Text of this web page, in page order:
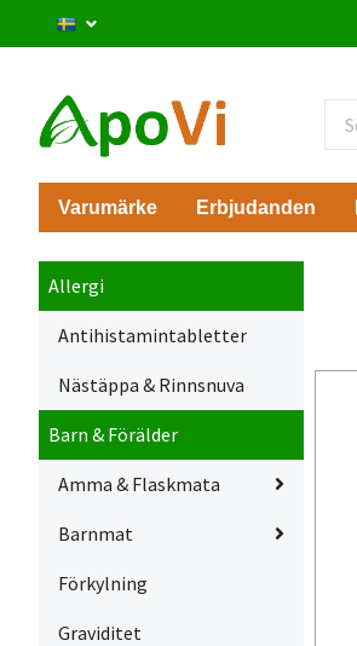
Varumärke Erbjudanden
Allergi
Antihistamintabletter
Nästäppa & Rinnsnuva
Barn & Förälder
Amma & Flaskmata
Barnmat
Förkylning
Graviditet